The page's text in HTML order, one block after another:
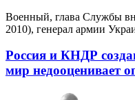
Военный, глава Службы
2010), генерал армии
Россия и КНДР
мир недооценивает